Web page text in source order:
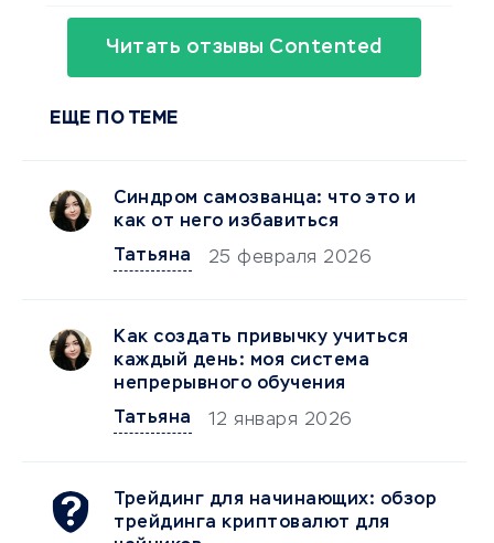
Читать отзывы Contented
ЕЩЕ ПО ТЕМЕ
Синдром самозванца: что это и
как от него избавиться
Татьяна
25 февраля 2026
Как создать привычку учиться
каждый день: моя система
непрерывного обучения
Татьяна
12 января 2026
Трейдинг для начинающих: обзор
трейдинга криптовалют для